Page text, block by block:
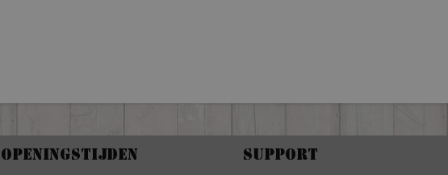
Openingstijden Support